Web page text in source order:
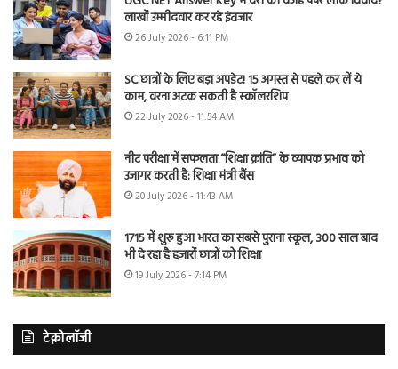
लाखों उम्मीदवार कर रहे इंतजार
26 July 2026 - 6:11 PM
SC छात्रों के लिए बड़ा अपडेट! 15 अगस्त से पहले कर लें ये
काम, वरना अटक सकती है स्कॉलरशिप
22 July 2026 - 11:54 AM
नीट परीक्षा में सफलता “शिक्षा क्रांति” के व्यापक प्रभाव को
उजागर करती है: शिक्षा मंत्री बैंस
20 July 2026 - 11:43 AM
1715 में शुरू हुआ भारत का सबसे पुराना स्कूल, 300 साल बाद
भी दे रहा है हजारों छात्रों को शिक्षा
19 July 2026 - 7:14 PM
टेक्नोलॉजी